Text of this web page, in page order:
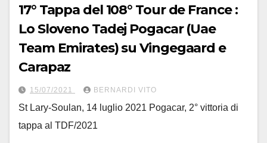
17° Tappa del 108° Tour de France :
Lo Sloveno Tadej Pogacar (Uae
Team Emirates) su Vingegaard e
Carapaz
15/07/2021 BERNARDI VITO
St Lary-Soulan, 14 luglio 2021 Pogacar, 2° vittoria di
tappa al TDF/2021